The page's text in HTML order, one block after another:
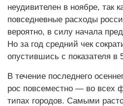
неудивителен в ноябре, так
повседневные расходы
вероятно, в силу начала
Но за год средний чек
опустившись с показателя в
В течение последнего
рос повсеместно — во всех
типах городов. Самыми